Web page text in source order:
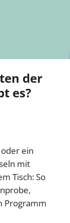
der
es?
ein
mit
Tisch: So
Programm